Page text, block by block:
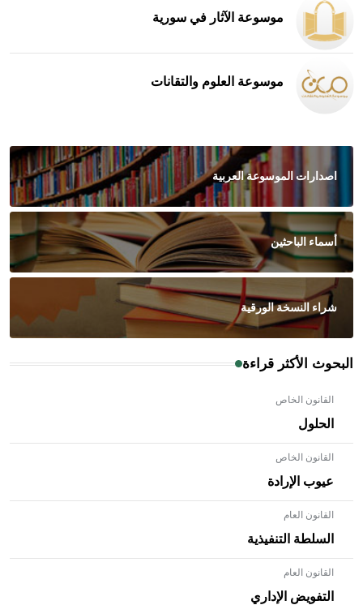
موسوعة الآثار في سورية
موسوعة العلوم والتقانات
اصدارات الموسوعة العربية
أسماء الباحثين
شراء النسخة الورقية
البحوث الأكثر قراءة
القانون الخاص
الحلول
القانون الخاص
عيوب الإرادة
القانون العام
السلطة التنفيذية
القانون العام
التفويض الإداري
- هل تعلم أن الأبلق نوع من الفنون الهندسية التي ارتبطت
بالعمارة الإسلامية في بلاد الشام ومصر خاصة، حيث يحرص